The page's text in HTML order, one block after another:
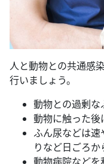
人と動物との共通感
行いましょう。
動物との過剰な
動物に触った後
ふん尿などは
りなど日ごろ